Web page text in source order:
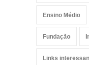
Ensino Médio
Fundação
Links